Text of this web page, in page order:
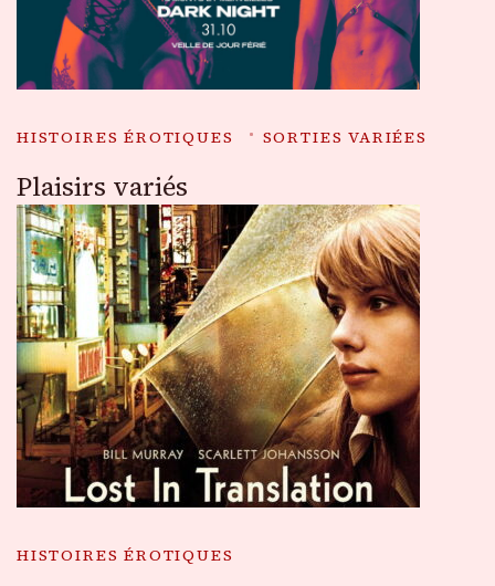
HISTOIRES ÉROTIQUES SORTIES VARIÉES
Plaisirs variés
HISTOIRES ÉROTIQUES